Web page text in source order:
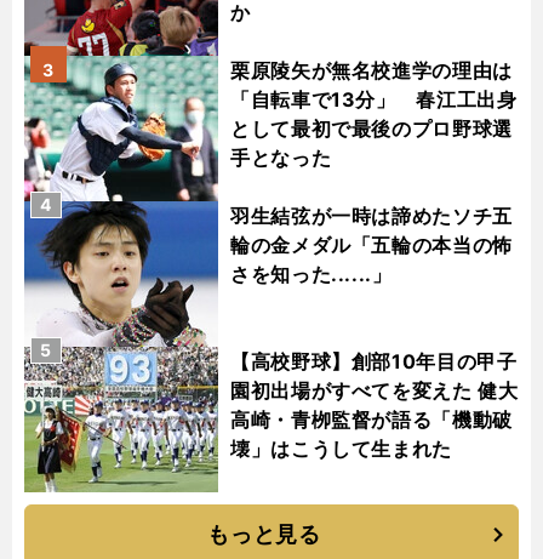
か
栗原陵矢が無名校進学の理由は
「自転車で13分」 春江工出身
として最初で最後のプロ野球選
手となった
3
羽生結弦が一時は諦めたソチ五
輪の金メダル「五輪の本当の怖
さを知った......」
4
【高校野球】創部10年目の甲子
園初出場がすべてを変えた 健大
高崎・青栁監督が語る「機動破
壊」はこうして生まれた
5
もっと見る